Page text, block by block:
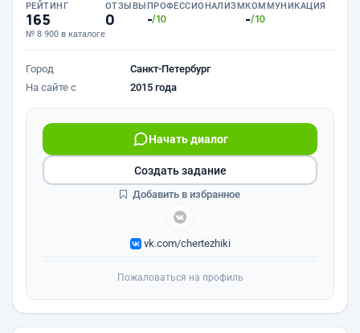
РЕЙТИНГ
165
№ 8 900 в каталоге
ОТЗЫВЫ
0
ПРОФЕССИОНАЛИЗМ
-/10
КОММУНИКАЦИЯ
-/10
Город
Санкт-Петербург
На сайте с
2015 года
Начать диалог
vk.com/chertezhiki
Создать задание
Добавить в избранное
Пожаловаться на профиль